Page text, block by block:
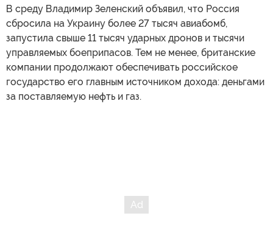
В среду Владимир Зеленский объявил, что Россия
сбросила на Украину более 27 тысяч авиабомб,
запустила свыше 11 тысяч ударных дронов и тысячи
управляемых боеприпасов. Тем не менее, британские
компании продолжают обеспечивать российское
государство его главным источником дохода: деньгами
за поставляемую нефть и газ.